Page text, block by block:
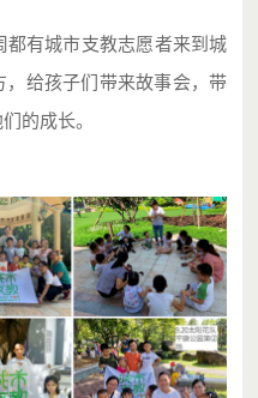
都有城市支教志愿者来到城
给孩子们带来故事会，带
的成长。